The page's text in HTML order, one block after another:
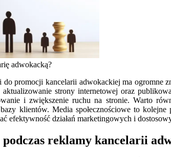
adwokacką?
promocji kancelarii adwokackiej ma ogromne
strony internetowej oraz
i zwiększenie ruchu na stronie. Warto
klientów. Media społecznościowe to
efektywność działań marketingowych i
podczas reklamy kancelarii